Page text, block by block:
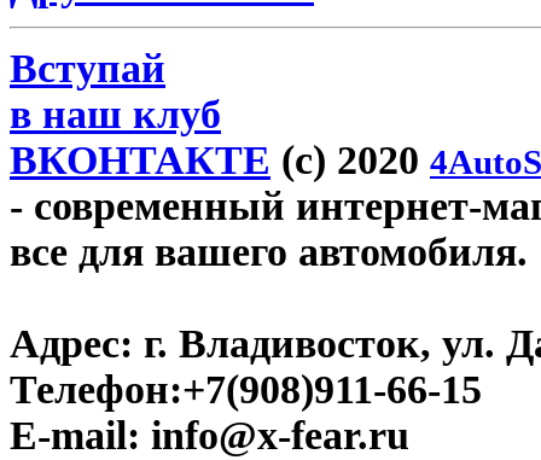
Вступай
в наш клуб
ВКОНТАКТЕ (c) 2020
- современный интернет-
все для вашего автомобиля.
Адрес: г. Владивосток, ул.
Телефон:+7(908)911-66-15
E-mail: info@x-fear.ru